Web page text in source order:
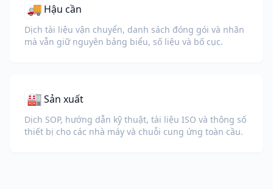
🚚 Hậu cần
Dịch tài liệu vận chuyển, danh sách đóng gói và nhãn
mà vẫn giữ nguyên bảng biểu, số liệu và bố cục.
🏭Sản xuất
Dịch SOP, hướng dẫn kỹ thuật, tài liệu ISO và thông số
thiết bị cho các nhà máy và chuỗi cung ứng toàn cầu.